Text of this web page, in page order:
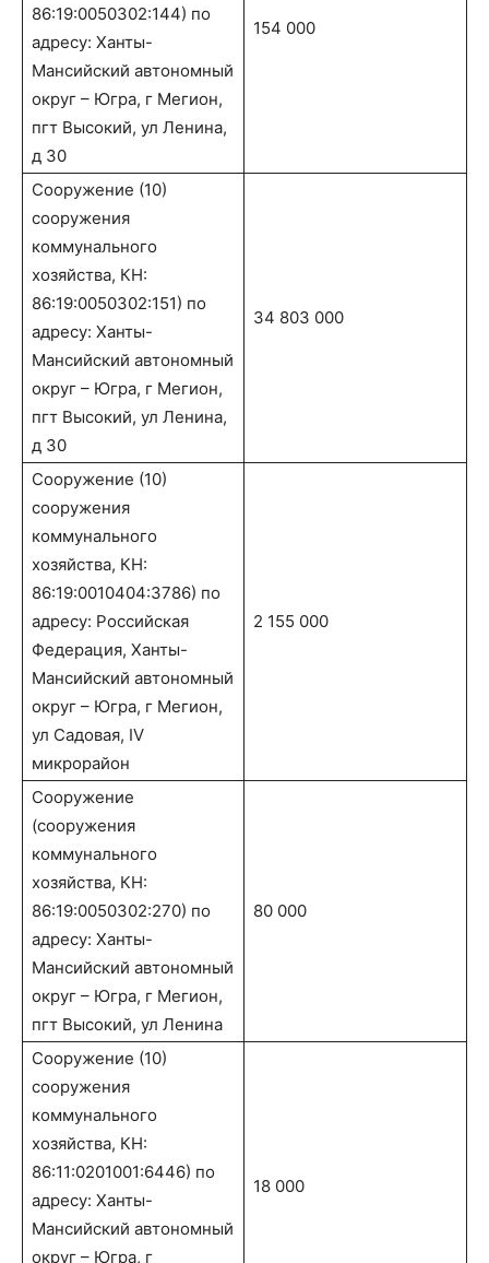
86:19:0050302:144) по
адресу: Ханты-
Мансийский автономный
округ – Югра, г Мегион,
пгт Высокий, ул Ленина,
д 30
154 000
Сооружение (10)
сооружения
коммунального
хозяйства, КН:
86:19:0050302:151) по
адресу: Ханты-
Мансийский автономный
округ – Югра, г Мегион,
пгт Высокий, ул Ленина,
д 30
34 803 000
Сооружение (10)
сооружения
коммунального
хозяйства, КН:
86:19:0010404:3786) по
адресу: Российская
Федерация, Ханты-
Мансийский автономный
округ – Югра, г Мегион,
ул Садовая, IV
микрорайон
2 155 000
Сооружение
(сооружения
коммунального
хозяйства, КН:
86:19:0050302:270) по
адресу: Ханты-
Мансийский автономный
округ – Югра, г Мегион,
пгт Высокий, ул Ленина
80 000
Сооружение (10)
сооружения
коммунального
хозяйства, КН:
86:11:0201001:6446) по
адресу: Ханты-
Мансийский автономный
округ – Югра, г
18 000